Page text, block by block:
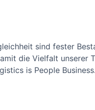
sind fester
die Vielfalt unserer
is People